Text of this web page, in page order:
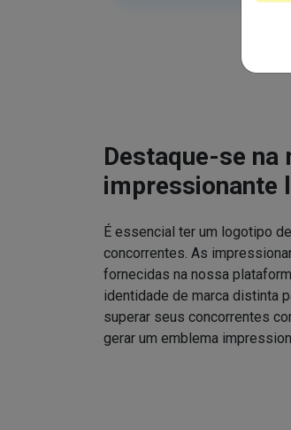
Destaque-se
impressionante
É essencial ter um logotipo
concorrentes. As
fornecidas na nossa
identidade de marca distinta
superar seus concorrentes
gerar um emblema